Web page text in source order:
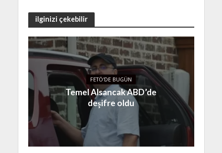
ilginizi çekebilir
FETÖ'DE BUGÜN
Temel Alsancak ABD’de
deşifre oldu